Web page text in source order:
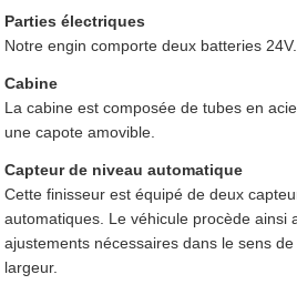
Parties électriques
Notre engin comporte deux batteries 24V.
Cabine
La cabine est composée de tubes en
une capote amovible.
Capteur de niveau automatique
Cette finisseur est équipé de deux
automatiques. Le véhicule procède ainsi
ajustements nécessaires dans le sens
largeur.